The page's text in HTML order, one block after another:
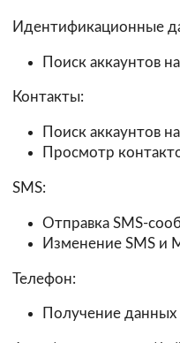
Идентификационные
Поиск аккаунтов
Контакты:
Поиск аккаунтов
Просмотр
SMS:
Отправка SMS-
Изменение SMS и
Телефон:
Получение данных